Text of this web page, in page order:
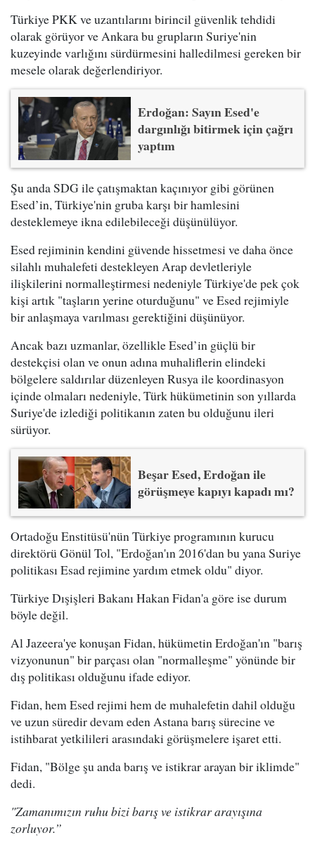
Türkiye PKK ve uzantılarını birincil güvenlik tehdidi
olarak görüyor ve Ankara bu grupların Suriye'nin
kuzeyinde varlığını sürdürmesini halledilmesi gereken bir
mesele olarak değerlendiriyor.
Erdoğan: Sayın Esed'e
dargınlığı bitirmek için çağrı
yaptım
Şu anda SDG ile çatışmaktan kaçınıyor gibi görünen
Esed’in, Türkiye'nin gruba karşı bir hamlesini
desteklemeye ikna edilebileceği düşünülüyor.
Esed rejiminin kendini güvende hissetmesi ve daha önce
silahlı muhalefeti destekleyen Arap devletleriyle
ilişkilerini normalleştirmesi nedeniyle Türkiye'de pek çok
kişi artık "taşların yerine oturduğunu" ve Esed rejimiyle
bir anlaşmaya varılması gerektiğini düşünüyor.
Ancak bazı uzmanlar, özellikle Esed’in güçlü bir
destekçisi olan ve onun adına muhaliflerin elindeki
bölgelere saldırılar düzenleyen Rusya ile koordinasyon
içinde olmaları nedeniyle, Türk hükümetinin son yıllarda
Suriye'de izlediği politikanın zaten bu olduğunu ileri
sürüyor.
Beşar Esed, Erdoğan ile
görüşmeye kapıyı kapadı mı?
Ortadoğu Enstitüsü'nün Türkiye programının kurucu
direktörü Gönül Tol, "Erdoğan'ın 2016'dan bu yana Suriye
politikası Esad rejimine yardım etmek oldu" diyor.
Türkiye Dışişleri Bakanı Hakan Fidan'a göre ise durum
böyle değil.
Al Jazeera'ye konuşan Fidan, hükümetin Erdoğan'ın "barış
vizyonunun" bir parçası olan "normalleşme" yönünde bir
dış politikası olduğunu ifade ediyor.
Fidan, hem Esed rejimi hem de muhalefetin dahil olduğu
ve uzun süredir devam eden Astana barış sürecine ve
istihbarat yetkilileri arasındaki görüşmelere işaret etti.
Fidan, "Bölge şu anda barış ve istikrar arayan bir iklimde"
dedi.
"Zamanımızın ruhu bizi barış ve istikrar arayışına
zorluyor.”